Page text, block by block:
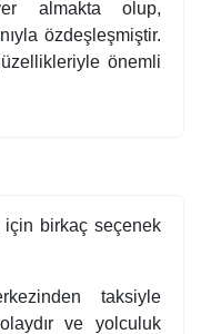
almakta olup,
özdeşleşmiştir.
önemli
için birkaç seçenek
taksiyle
ve yolculuk